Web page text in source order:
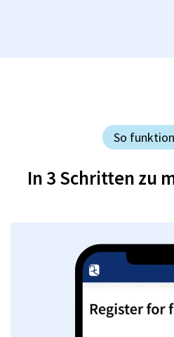
So
In 3 Schritten zu